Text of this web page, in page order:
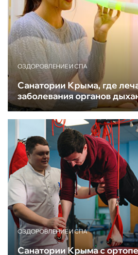
ОЗДОРОВЛЕНИЕ И СПА
Санатории Крыма, где
заболевания органов
ОЗДОРОВЛЕНИЕ И СПА
Санатории Крыма с